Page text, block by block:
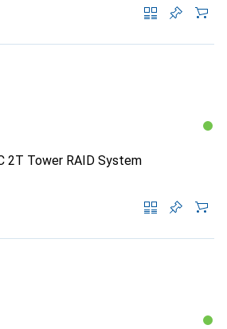
2T Tower RAID System